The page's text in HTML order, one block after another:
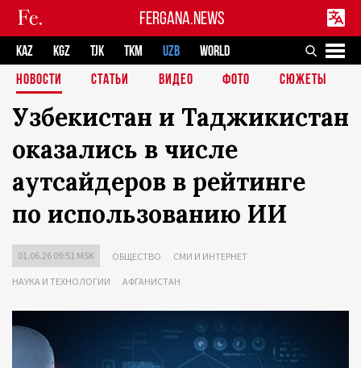
FERGANA.NEWS
KAZ KGZ TJK TKM UZB
WORLD
НОВОСТИ
СТАТЬИ ВИДЕО ФОТО СЮЖЕТЫ
Узбекистан и Таджикистан
оказались в числе
аутсайдеров в рейтинге
по использованию ИИ
01.06.26 09:51 MSK ОБЩЕСТВО СМИ И ИНТЕРНЕТ
НАУКА И ТЕХНОЛОГИИ АФГАНИСТАН